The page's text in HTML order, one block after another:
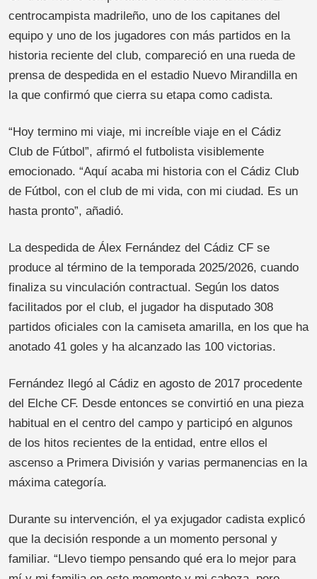
centrocampista madrileño, uno de los capitanes del
equipo y uno de los jugadores con más partidos en la
historia reciente del club, compareció en una rueda de
prensa de despedida en el estadio Nuevo Mirandilla en
la que confirmó que cierra su etapa como cadista.
“Hoy termino mi viaje, mi increíble viaje en el Cádiz
Club de Fútbol”, afirmó el futbolista visiblemente
emocionado. “Aquí acaba mi historia con el Cádiz Club
de Fútbol, con el club de mi vida, con mi ciudad. Es un
hasta pronto”, añadió.
La despedida de Álex Fernández del Cádiz CF se
produce al término de la temporada 2025/2026, cuando
finaliza su vinculación contractual. Según los datos
facilitados por el club, el jugador ha disputado 308
partidos oficiales con la camiseta amarilla, en los que ha
anotado 41 goles y ha alcanzado las 100 victorias.
Fernández llegó al Cádiz en agosto de 2017 procedente
del Elche CF. Desde entonces se convirtió en una pieza
habitual en el centro del campo y participó en algunos
de los hitos recientes de la entidad, entre ellos el
ascenso a Primera División y varias permanencias en la
máxima categoría.
Durante su intervención, el ya exjugador cadista explicó
que la decisión responde a un momento personal y
familiar. “Llevo tiempo pensando qué era lo mejor para